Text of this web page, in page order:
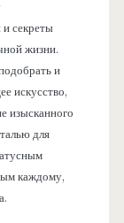
и секреты
жизни.
и
искусство,
изысканного
для
каждому,